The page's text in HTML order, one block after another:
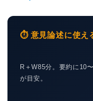
⏱ 意見論述に使え
R＋W85分。要約に10
が目安。